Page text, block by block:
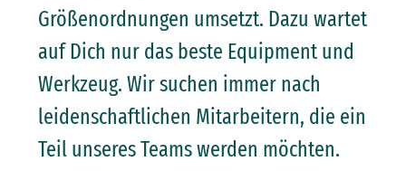
Größenordnungen umsetzt. Dazu wartet
auf Dich nur das beste Equipment und
Werkzeug. Wir suchen immer nach
leidenschaftlichen Mitarbeitern, die ein
Teil unseres Teams werden möchten.